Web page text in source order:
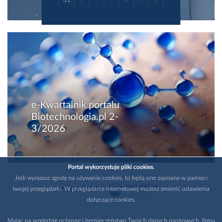
e-Kwartalnik portalu
Biotechnologia.pl 2-
3/2026
WYDAWCA
Portal wykorzystuje pliki cookies.
Jeśli wyrażasz zgodę na używanie cookies, to będą one zapisane w pamięci
twojej przeglądarki. W przeglądarce internetowej możesz zmienić ustawienia
dotyczące cookies.
Mając na względzie ochronę i bezpieczeństwo Twoich danych osobowych, firma